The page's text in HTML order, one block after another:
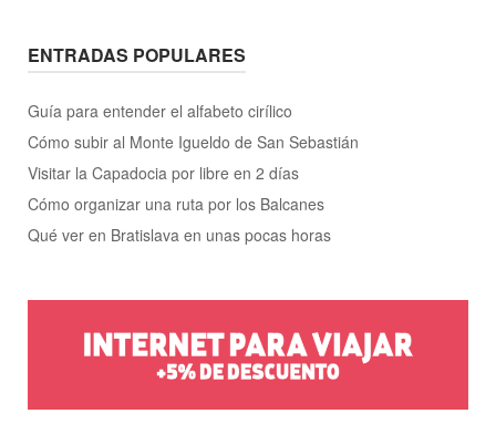
ENTRADAS POPULARES
Guía para entender el alfabeto cirílico
Cómo subir al Monte Igueldo de San Sebastián
Visitar la Capadocia por libre en 2 días
Cómo organizar una ruta por los Balcanes
Qué ver en Bratislava en unas pocas horas